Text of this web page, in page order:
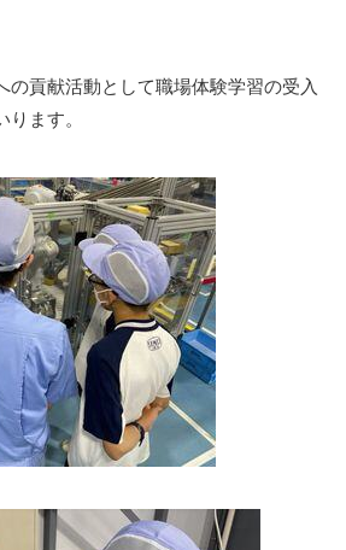
の貢献活動として職場体験学習の受入
ます。